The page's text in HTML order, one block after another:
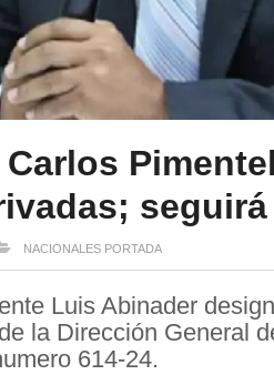
NACIONALES PORTADA
Luis Abinader
la Dirección General
614-24.